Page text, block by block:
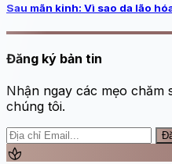
Sau mãn kinh: Vì sao da lão
Đăng ký bản tin
Nhận ngay các mẹo chăm
chúng tôi.
spa